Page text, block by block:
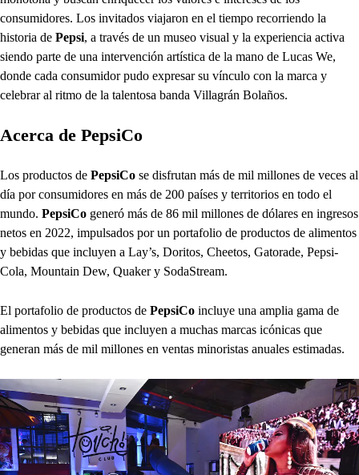
consumidores. Los invitados viajaron en el tiempo recorriendo la
historia de Pepsi, a través de un museo visual y la experiencia activa
siendo parte de una intervención artística de la mano de Lucas We,
donde cada consumidor pudo expresar su vínculo con la marca y
celebrar al ritmo de la talentosa banda Villagrán Bolaños.
Acerca de PepsiCo
Los productos de PepsiCo se disfrutan más de mil millones de veces al
día por consumidores en más de 200 países y territorios en todo el
mundo. PepsiCo generó más de 86 mil millones de dólares en ingresos
netos en 2022, impulsados por un portafolio de productos de alimentos
y bebidas que incluyen a Lay’s, Doritos, Cheetos, Gatorade, Pepsi-
Cola, Mountain Dew, Quaker y SodaStream.
El portafolio de productos de PepsiCo incluye una amplia gama de
alimentos y bebidas que incluyen a muchas marcas icónicas que
generan más de mil millones en ventas minoristas anuales estimadas.